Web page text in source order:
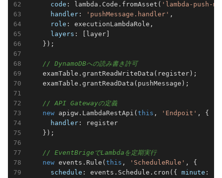
code : lambda.Code.fromAsset( 'lambda-push-
handler : 'pushMessage.handler' ,
role : executionLambdaRole,
layers : [layer]
});
// DynamoDBへの読み書き許可
    examTable.grantReadWriteData(register);
    examTable.grantReadData(pushMessage);
// API Gatewayの定義
new apigw.LambdaRestApi(this , 'Endpoit' , {
handler : register
});
// EventBrigeでLambdaを定期実行
new events.Rule(this , 'ScheduleRule' , {
schedule : events.Schedule.cron({ minute :